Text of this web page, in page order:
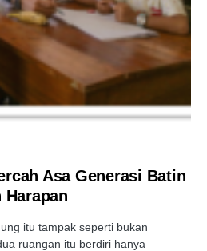
Asa Generasi Batin
itu tampak seperti bukan
ruangan itu berdiri hanya